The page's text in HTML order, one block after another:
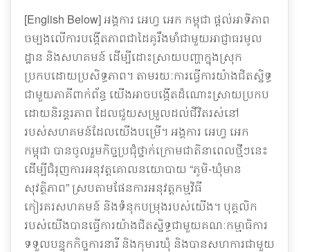
[English Below] អង្គការ អេហ្វ អេក កម្ពុជា ផ្តល់អាទិភាព
ចម្បងលើការបង្កើតភាពជាដៃគូរឹងមាំជាមួយអាជ្ញាធរមូល
ដ្ឋាន និងសហគមន៍ ដើម្បីដោះស្រាយបញ្ហាក្នុងស្រុក
ប្រកបដោយប្រសិទ្ធភាព។ តាមរយៈការធ្វើការយ៉ាងជិតស្និទ្ធ
ជាមួយភាគីពាក់ព័ន្ធ យើងអាចបង្កើតដំណោះស្រាយប្រកប
ដោយនិរន្តរភាព ដែលជួយសម្រួលដល់ជីវិតរស់នៅ
របស់សហគមន៍ដែលយើងបម្រើ។ អង្គការ អេហ្វ អេក
កម្ពុជា បានចូលរួមកិច្ចប្រជុំថ្នាក់ក្រោមជាតិនាពេលថ្មីៗនេះ
ដើម្បីជំរុញការអនុវត្តគោលនយោបាយ “ភូមិ-ឃុំមាន
សុវត្ថិភាព” ស្របតាមផែនការអនុវត្តកម្មវិធី
កៀរគរសហគមន៍ និងទំនុកបម្រុងរបស់យើង។ បុគ្គលិក
របស់យើងបានធ្វើការយ៉ាងជិតស្និទ្ធជាមួយគណៈកម្មាធិការ
ទទួលបន្ទុកកិច្ចការនារី និងកុមារឃុំ និងបានសហការជាមួយ